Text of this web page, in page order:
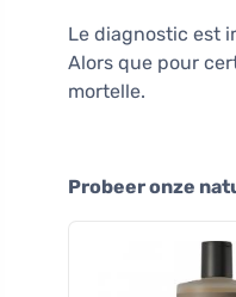
Le diagnostic est
Alors que pour
mortelle.
Probeer onze